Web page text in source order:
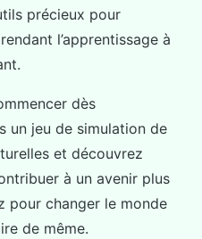
précieux pour
l’apprentissage à
dès
un jeu de simulation de
et découvrez
à un avenir plus
pour changer le monde
de même.